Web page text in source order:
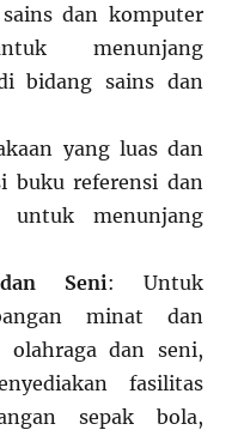
dan komputer
menunjang
bidang sains dan
yang luas dan
buku referensi dan
untuk menunjang
Seni: Untuk
minat dan
dan seni,
fasilitas
sepak bola,